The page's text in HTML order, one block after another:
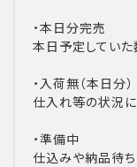
・本日分完売
本日予定してい
・入荷無（本日分）
仕入れ等の状況
・準備中
仕込みや納品待